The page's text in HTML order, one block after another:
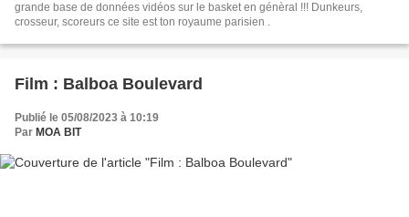
grande base de données vidéos sur le basket en génèral !!! Dunkeurs,
crosseur, scoreurs ce site est ton royaume parisien .
Film : Balboa Boulevard
Publié le 05/08/2023 à 10:19
Par MOA BIT